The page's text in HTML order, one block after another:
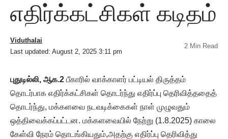
எதிர்க்கட்சிகள் கடிதம்
Last updated: August 2, 2025 3:11 pm
Viduthalai
2 Min Read
புதுடில்லி, ஆக.2 பீகாரில் வாக்காளர் பட்டியல் திருத்தம்
தொடர்பாக எதிர்க்கட்சிகள் தொடர்ந்து எதிர்ப்பு தெரிவித்ததைத்
தொடர்ந்து, மக்களவை நடவடிக்கைகள் நாள் முழுவதும்
ஒத்திவைக்கப்பட்டன. மக்களவையில் நேற்று (1.8.2025) காலை
கேள்வி நேரம் தொடங்கியதும்,அதற்கு எதிர்ப்பு தெரிவித்து